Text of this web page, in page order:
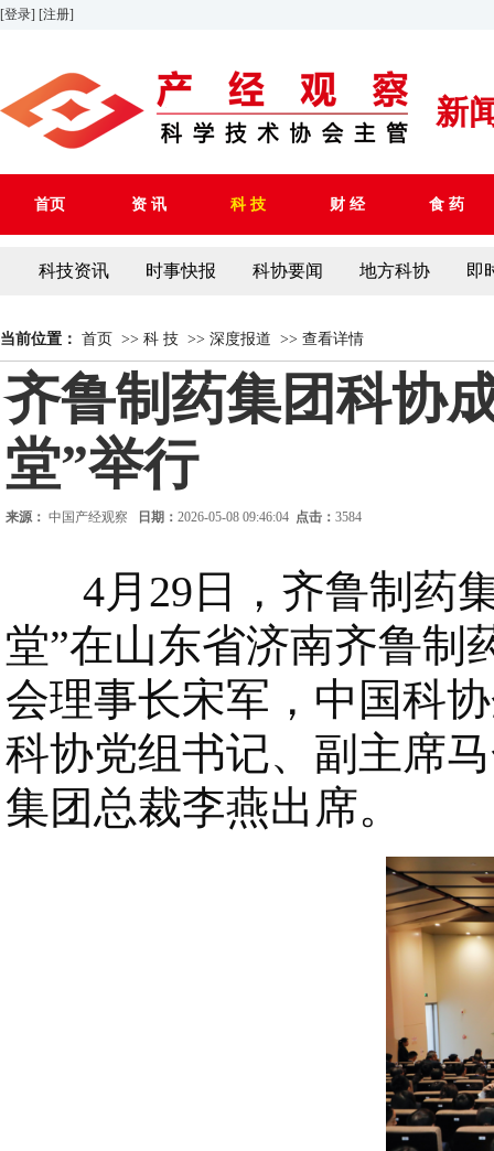
[登录] [注册]
新
首页 资 讯 科 技 财 经 食 药
科技资讯 时事快报 科协要闻 地方科协 即
当前位置： 首页 >> 科 技 >> 深度报道 >> 查看详情
齐鲁制药集团科协
堂”举行
来源： 中国产经观察 日期： 2026-05-08 09:46:04 点击： 3584
4月29日，齐鲁制药集
堂”在山东省济南齐鲁制
会理事长宋军，中国科
科协党组书记、副主席
集团总裁李燕出席。